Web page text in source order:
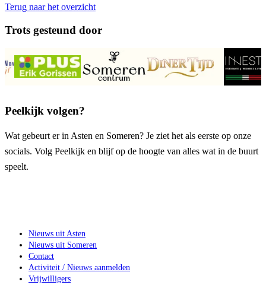
Terug naar het overzicht
Trots gesteund door
Peelkijk volgen?
Wat gebeurt er in Asten en Someren? Je ziet het als eerste op onze
socials. Volg Peelkijk en blijf op de hoogte van alles wat in de buurt
speelt.
Nieuws uit Asten
Nieuws uit Someren
Contact
Activiteit / Nieuws aanmelden
Vrijwilligers